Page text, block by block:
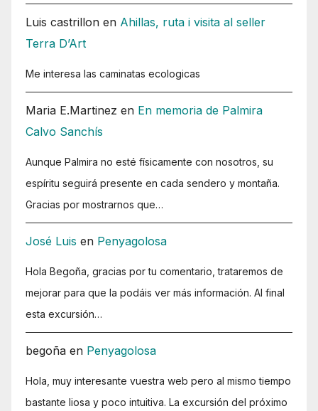
Luis castrillon en Ahillas, ruta i visita al seller
Terra D’Art
Me interesa las caminatas ecologicas
Maria E.Martinez en En memoria de Palmira
Calvo Sanchís
Aunque Palmira no esté físicamente con nosotros, su
espíritu seguirá presente en cada sendero y montaña.
Gracias por mostrarnos que…
José Luis en Penyagolosa
Hola Begoña, gracias por tu comentario, trataremos de
mejorar para que la podáis ver más información. Al final
esta excursión…
begoña en Penyagolosa
Hola, muy interesante vuestra web pero al mismo tiempo
bastante liosa y poco intuitiva. La excursión del próximo